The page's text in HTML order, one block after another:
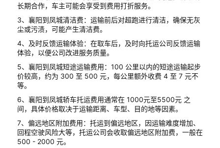
长期合作，车主可能会享受到费用打折服务。
3、襄阳到凤城清洁费：运输前后对超跑进行清洁，确保无灰
尘或污渍，可能产生清洁费。
4、及时反馈运输体验：在取车后，及时向托运公司反馈运输
体验，以便公司改进服务质量。
5、襄阳到凤城短途运输费用：100 公里以内的短途运输起步
价较高，约为 300 至 500 元，每公里额外收费 4 至 7 元不
等。
6、襄阳到凤城轿车托运费用通常在 1000元至5500元 之
间，具体价格取决于运输距离、车型、目的地等因素。
7、偏远地区附加费用：托运到偏远地区，因运输难度增加、
回程空驶风险大等，托运公司会收取偏远地区附加费，一般在
500 - 2000 元。